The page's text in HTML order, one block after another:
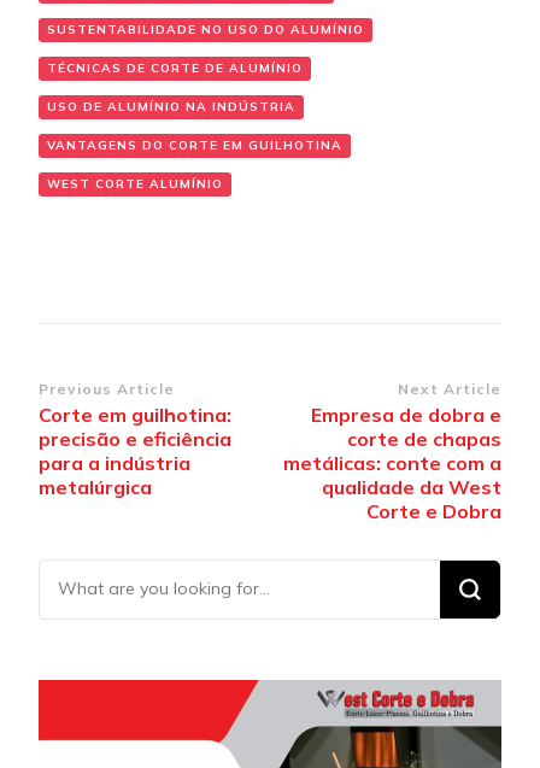
SUSTENTABILIDADE NO USO DO ALUMÍNIO
TÉCNICAS DE CORTE DE ALUMÍNIO
USO DE ALUMÍNIO NA INDÚSTRIA
VANTAGENS DO CORTE EM GUILHOTINA
WEST CORTE ALUMÍNIO
Post Navigation
Previous Article
Corte em guilhotina:
precisão e eficiência
para a indústria
metalúrgica
Next Article
Empresa de dobra e
corte de chapas
metálicas: conte com a
qualidade da West
Corte e Dobra